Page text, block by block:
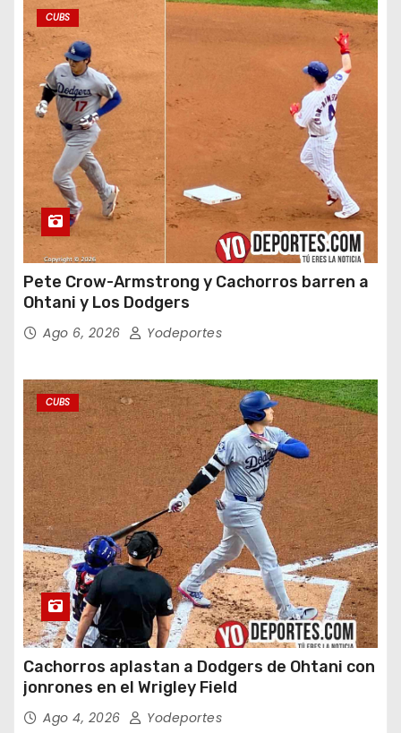
CUBS
Pete Crow-Armstrong y Cachorros barren a
Ohtani y Los Dodgers
Ago 6, 2026 Yodeportes
CUBS
Cachorros aplastan a Dodgers de Ohtani con
jonrones en el Wrigley Field
Ago 4, 2026 Yodeportes